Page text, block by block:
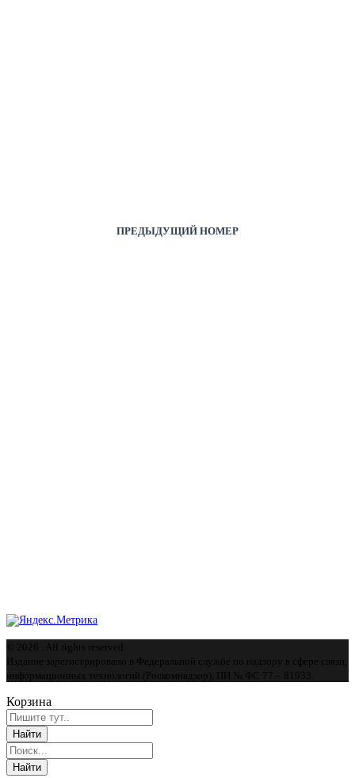
ПРЕДЫДУЩИЙ НОМЕР
© 2026 . All rights reserved.
Издание зарегистрировано в Федеральной службе по надзору в сфере связи,
информационных технологий (Роскомнадзор), ПИ № ФС 77 – 81933.
Корзина